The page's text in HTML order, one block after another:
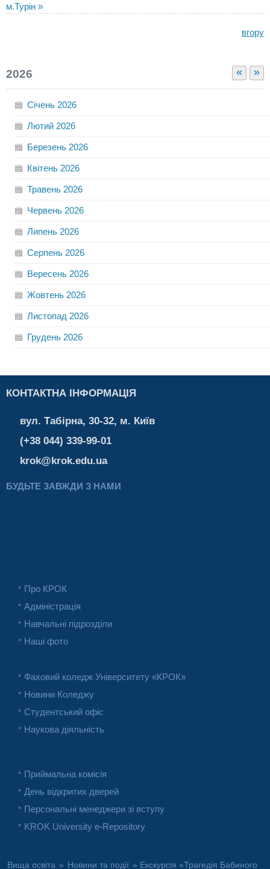
м.Турін »
вгору
« »
2026
Січень 2026
Лютий 2026
Березень 2026
Квітень 2026
Травень 2026
Червень 2026
Липень 2026
Серпень 2026
Вересень 2026
Жовтень 2026
Листопад 2026
Грудень 2026
КОНТАКТНА ІНФОРМАЦІЯ
вул. Табірна, 30-32, м. Київ
(+38 044) 339-99-01
krok@krok.edu.ua
БУДЬТЕ ЗАВЖДИ З НАМИ
Про КРОК
Адміністрація
Навчальні підрозділи
Наші фото
Фаховий коледж Університету «КРОК»
Новини Коледжу
Студентський офіс
Наукова діяльність
Приймальна комісія
День відкритих дверей
Персональні менеджери зі вступу
KROK University e-Repository
Вища освіта » Новини та події » Екскурсія «Трагедія Бабиного